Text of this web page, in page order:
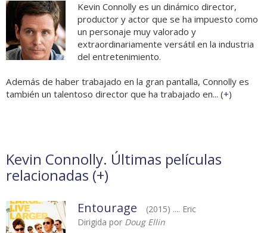
Kevin Connolly es un dinámico director,
productor y actor que se ha impuesto como
un personaje muy valorado y
extraordinariamente versátil en la industria
del entretenimiento.
Además de haber trabajado en la gran pantalla, Connolly es
también un talentoso director que ha trabajado en... (+)
Kevin Connolly. Últimas películas
relacionadas (+)
Entourage
(2015) .... Eric
Dirigida por Doug Ellin